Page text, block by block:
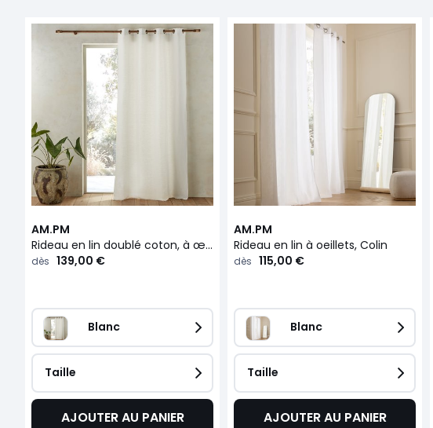
AM.PM
Rideau en lin doublé coton, à œillets, Colin
dès 139,00 €
Blanc
Taille
AJOUTER AU PANIER
AM.PM
Rideau en lin à oeillets, Colin
dès 115,00 €
Blanc
Taille
AJOUTER AU PANIER